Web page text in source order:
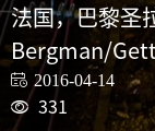
法国，巴黎圣
Bergman/
2016-04-14
331